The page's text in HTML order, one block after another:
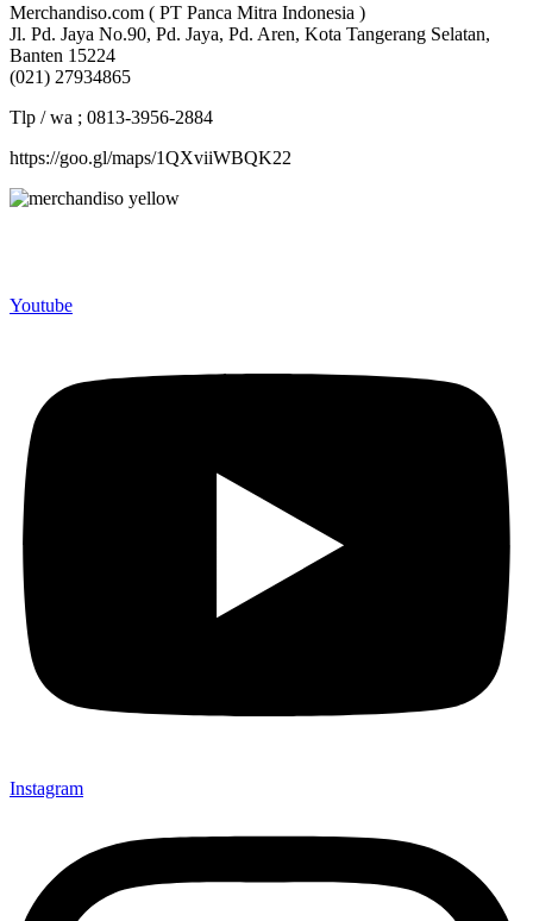
Merchandiso.com ( PT Panca Mitra Indonesia )
Jl. Pd. Jaya No.90, Pd. Jaya, Pd. Aren, Kota Tangerang Selatan,
Banten 15224
(021) 27934865
Tlp / wa ; 0813-3956-2884
https://goo.gl/maps/1QXviiWBQK22
Youtube
Instagram